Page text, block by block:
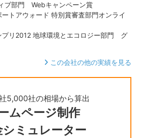
ブ部門 Webキャンペーン賞
ートアウォード 特別賞審査部門オンライ
プリ2012 地球環境とエコロジー部門 グ
この会社の他の実績を見る
5,000社の相場から算出
ムページ制作
シミュレーター